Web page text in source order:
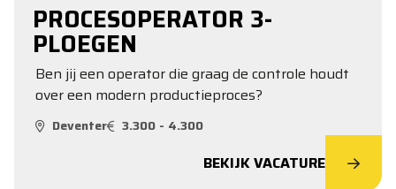
PROCESOPERATOR 3-
PLOEGEN
Ben jij een operator die graag de controle houdt
over een modern productieproces?
Deventer 3.300 - 4.300
BEKIJK VACATURE